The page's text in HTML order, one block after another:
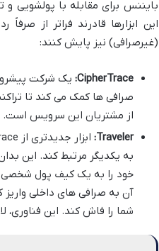
(غیرصرافی) نیز پایش کنند:
CipherTrace: یک شرکت پیشرو
صرافی ها کمک می کند تا
از مشتریان این سرویس است.
Traveler:
شما را فاش کند. این فناوری،